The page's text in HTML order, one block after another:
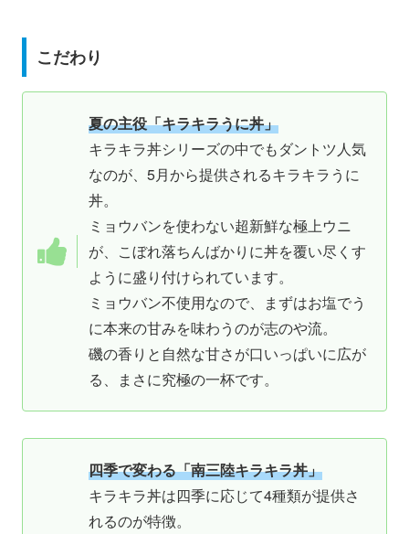
こだわり
夏の主役「キラキラうに丼」
キラキラ丼シリーズの中でもダントツ人気
なのが、5月から提供されるキラキラうに
丼。
ミョウバンを使わない超新鮮な極上ウニ
が、こぼれ落ちんばかりに丼を覆い尽くす
ように盛り付けられています。
ミョウバン不使用なので、まずはお塩でう
に本来の甘みを味わうのが志のや流。
磯の香りと自然な甘さが口いっぱいに広が
る、まさに究極の一杯です。
四季で変わる「南三陸キラキラ丼」
キラキラ丼は四季に応じて4種類が提供さ
れるのが特徴。